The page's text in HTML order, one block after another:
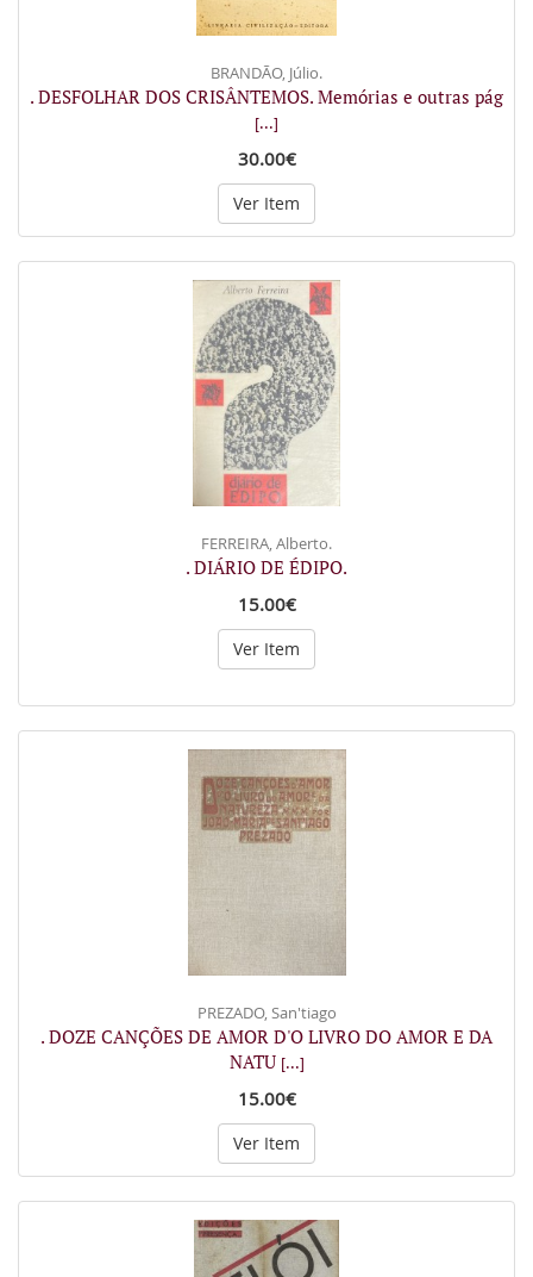
BRANDÃO, Júlio.
. DESFOLHAR DOS CRISÂNTEMOS. Memórias e outras pág
[...]
30.00€
Ver Item
FERREIRA, Alberto.
. DIÁRIO DE ÉDIPO.
15.00€
Ver Item
PREZADO, San'tiago
. DOZE CANÇÕES DE AMOR D'O LIVRO DO AMOR E DA
NATU [...]
15.00€
Ver Item